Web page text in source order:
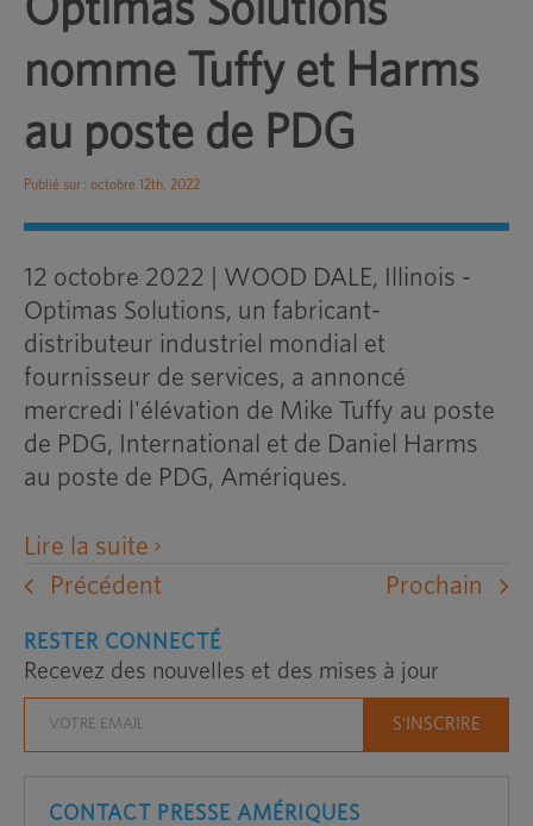
Optimas Solutions
nomme Tuffy et Harms
au poste de PDG
Publié sur : octobre 12th, 2022
12 octobre 2022 | WOOD DALE, Illinois -
Optimas Solutions, un fabricant-
distributeur industriel mondial et
fournisseur de services, a annoncé
mercredi l'élévation de Mike Tuffy au poste
de PDG, International et de Daniel Harms
au poste de PDG, Amériques.
Lire la suiteouvre
un
Web
externe
une
fenêtre
Précédent Prochain
RESTER CONNECTÉ
Recevez des nouvelles et des mises à jour
CONTACT PRESSE AMÉRIQUES